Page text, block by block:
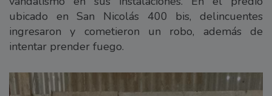
ubicado en San Nicolás 400 bis, delincuentes
ingresaron y cometieron un robo, además de
intentar prender fuego.